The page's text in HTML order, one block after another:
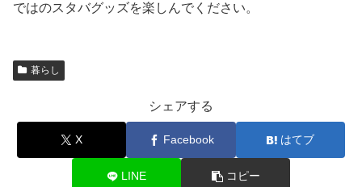
ではのスタバグッズを楽しんでください。
暮らし
シェアする
X Facebook はてブ
LINE コピー